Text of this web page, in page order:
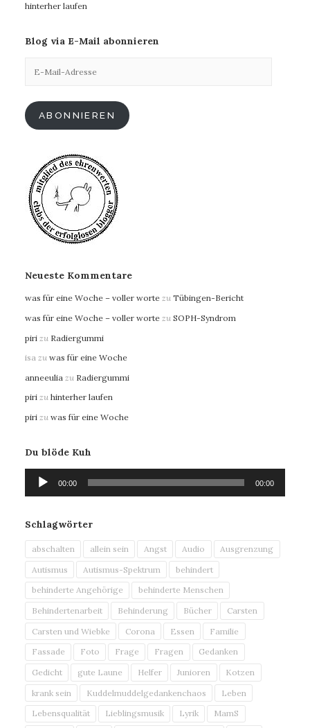
hinterher laufen
Blog via E-Mail abonnieren
Mail-
ABONNIEREN
Neueste Kommentare
was für eine Woche – voller worte zu Tübingen-Bericht
was für eine Woche – voller worte zu SOPH-Syndrom
piri zu Radiergummi
isa zu was für eine Woche
anneeulia zu Radiergummi
piri zu hinterher laufen
piri zu was für eine Woche
Du blöde Kuh
Audio-
Player
00:00 00:00
Schlagwörter
abschalten allein sein Angst Audio
Ausgrenzung
Autismus
Autismus-Spektrum
behindert
behinderte Angehörige
behinderte Menschen
Behindertenarbeit
Behinderung Bücher
Carsten
Carsten und Wiebke
Corona Essen
Familie
Fassade
Foto Frage Fragen
Gedanken
Gedicht
gute Laune Helfer Junioren
Kotzen
krank sein
Kuddelmuddelgedankenchaos
Leben
Lebensqualität
Lieblingsmusik Lyrik MamS